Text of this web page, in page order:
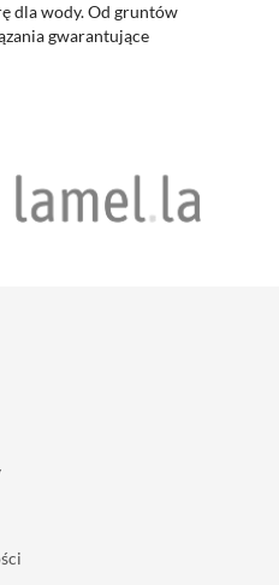
dla wody. Od gruntów
gwarantujące